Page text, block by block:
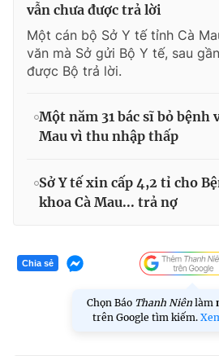
vẫn chưa được trả lời
Một cán bộ Sở Y tế tỉnh Cà
văn mà Sở gửi Bộ Y tế, sau
được Bộ trả lời.
Một năm 31 bác sĩ bỏ bệnh
Mau vì thu nhập thấp
Sở Y tế xin cấp 4,2 tỉ cho
khoa Cà Mau... trả nợ
Chia sẻ
Chọn Báo Thanh Niên làm
trên Google tìm kiếm.